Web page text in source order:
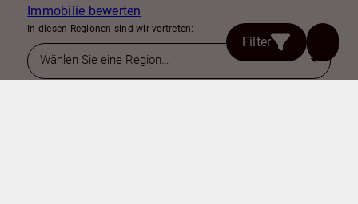
Filter
In diesen Regionen sind wir vertreten:
Immobilie bewerten